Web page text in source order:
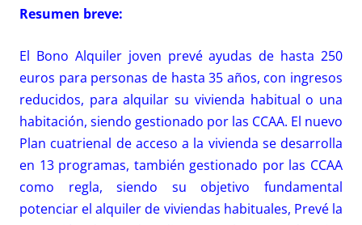
Resumen breve:
El Bono Alquiler joven prevé ayudas de hasta 250
euros para personas de hasta 35 años, con ingresos
reducidos, para alquilar su vivienda habitual o una
habitación, siendo gestionado por las CCAA. El nuevo
Plan cuatrienal de acceso a la vivienda se desarrolla
en 13 programas, también gestionado por las CCAA
como regla, siendo su objetivo fundamental
potenciar el alquiler de viviendas habituales, Prevé la